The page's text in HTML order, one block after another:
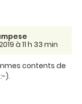
à 11 h 33 min
contents de
).